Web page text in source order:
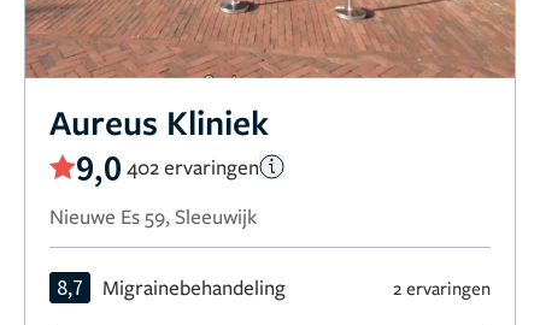
Aureus Kliniek
9,0 402 ervaringen
Nieuwe Es 59, Sleeuwijk
8,7 Migrainebehandeling 2 ervaringen